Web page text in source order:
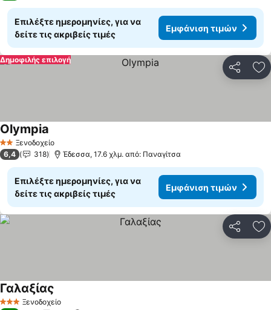
Επιλέξτε ημερομηνίες, για να
δείτε τις ακριβείς τιμές
Εμφάνιση τιμών
Δημοφιλής επιλογή
2 ΑστέριαΞενοδοχείο
Olympia
6,4 318 Έδεσσα, 17.6 χλμ. από: Παναγίτσα
Επιλέξτε ημερομηνίες, για να
δείτε τις ακριβείς τιμές
Εμφάνιση τιμών
3 ΑστέριαΞενοδοχείο
Γαλαξίας